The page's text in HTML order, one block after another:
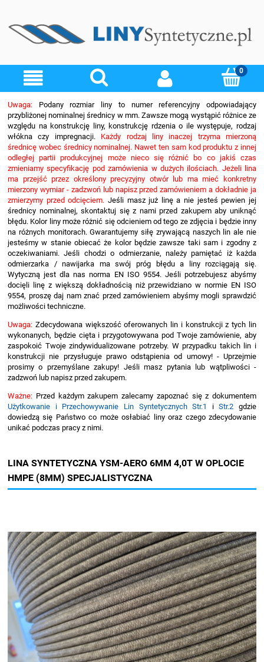
Uwaga: Podany rozmiar liny to numer referencyjny odpowiadający
przybliżonej nominalnej średnicy w mm. Zawsze mogą wystąpić różnice ze
względu na konstrukcję liny, konstrukcję rdzenia o ile występuje, rodzaj
włókna czy impregnacji.Każdy rodzaj liny inaczej trzyma mierzoną
średnicę wobec średnicy nominalnej. Nawet ten sam kod produktu z innej
odległej partii produkcyjnej może nieco się różnić bo co jakiś czas
zmieniamy specyfikację pod zamówienia w dużych ilościach. Jeżeli lina
ma przejść przez określony precyzyjny otwór lub ma mieć konkretny
mierzony wymiar - zadzwoń lub napisz przed zamówieniem a dokładnie ja
zmierzymy przed odcięciem. Jeśli masz już linę a nie jesteś pewien jej
średnicy nominalnej, skontaktuj się z nami przed zakupem aby uniknąć
błędu. Kolor liny może różnić się odcieniem od tego ze zdjęcia i będzie inny
na różnych monitorach. Gwarantujemy siłę zrywającą naszych lin ale nie
jesteśmy w stanie obiecać że kolor będzie zawsze taki sam i zgodny z
oczekiwaniami. Jeśli chodzi o odmierzanie, należy pamiętać iż każda
odmierzarka / nawijarka ma swój próg błędu a liny rozciągają się.
Wytyczną jest dla nas norma EN ISO 9554. Jeśli potrzebujesz abyśmy
docięli linę z większą dokładnością niż przewidziano w normie EN ISO
9554, proszę daj nam znać przed zamówieniem abyśmy mogli sprawdzić
możliwości techniczne.
Uwaga: Zdecydowana większość oferowanych lin i konstrukcji z tych lin
wykonanych, będzie cięta i przygotowywana pod Twoje zamówienie, aby
zaspokoić Twoje zindywidualizowane potrzeby. W przypadku takich lin i
konstrukcji nie przysługuje prawo odstąpienia od umowy! - Uprzejmie
prosimy o przemyślane zakupy! Jeśli masz pytania lub wątpliwości -
zadzwoń lub napisz przed zakupem.
Ważne: Przed każdym zakupem zalecamy zapoznać się z dokumentem
Użytkowanie i Przechowywanie Lin Syntetycznych Str.1
iStr.2 gdzie
dowiedzą się Państwo co może osłabiać liny oraz czego zdecydowanie
unikać podczas pracy z nimi.
LINA SYNTETYCZNA YSM-AERO 6MM 4,0T W OPLOCIE
HMPE (8MM) SPECJALISTYCZNA